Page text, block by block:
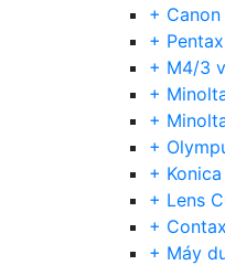
+ Canon
+
+ M4/3
+
+
+
+ Konica
+ Lens
+
+ Máy